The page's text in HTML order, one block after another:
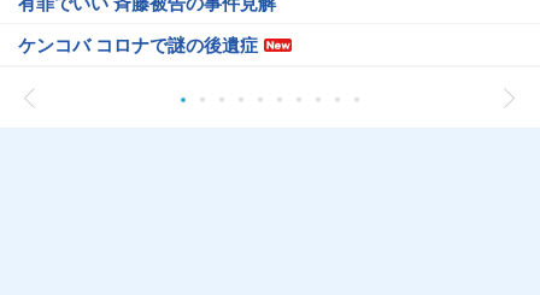
ケンコバ コロナで謎の後遺症